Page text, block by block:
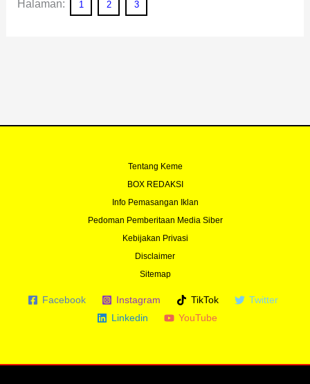
Halaman: 1 2 3
Tentang Keme
BOX REDAKSI
Info Pemasangan Iklan
Pedoman Pemberitaan Media Siber
Kebijakan Privasi
Disclaimer
Sitemap
Facebook Instagram TikTok
Twitter
Linkedin
YouTube